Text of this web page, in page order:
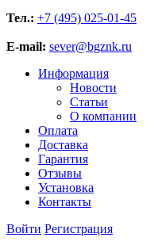
Тел.: +7 (495) 025-01-45
E-mail: sever@bgznk.ru
Информация
Новости
Статьи
О компании
Оплата
Доставка
Гарантия
Отзывы
Установка
Контакты
Войти Регистрация